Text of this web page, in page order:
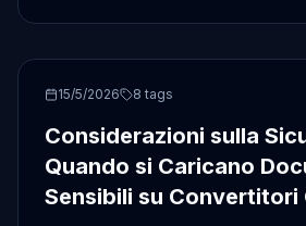
security
15/5/2026 8 tags
Considerazioni sulla
Quando si Caricano
Sensibili su Convertitori